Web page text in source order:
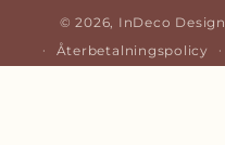
© 2026, InDeco Design
Återbetalningspolicy